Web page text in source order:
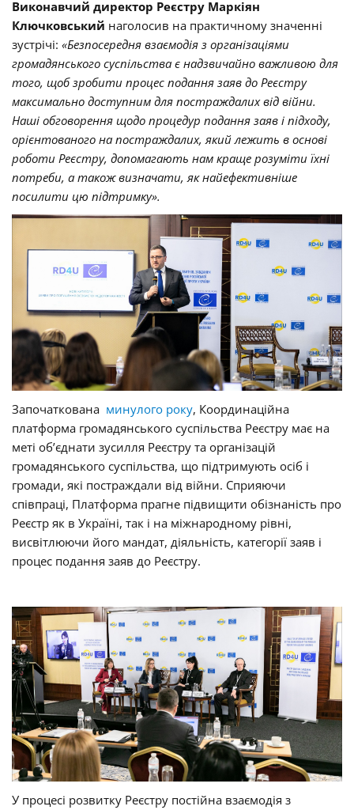
Виконавчий директор Реєстру Маркіян
Ключковський наголосив на практичному значенні
зустрічі: «Безпосередня взаємодія з організаціями
громадянського суспільства є надзвичайно важливою для
того, щоб зробити процес подання заяв до Реєстру
максимально доступним для постраждалих від війни.
Наші обговорення щодо процедур подання заяв і підходу,
орієнтованого на постраждалих, який лежить в основі
роботи Реєстру, допомагають нам краще розуміти їхні
потреби, а також визначати, як найефективніше
посилити цю підтримку».
Започаткована минулого року, Координаційна
платформа громадянського суспільства Реєстру має на
меті об’єднати зусилля Реєстру та організацій
громадянського суспільства, що підтримують осіб і
громади, які постраждали від війни. Сприяючи
співпраці, Платформа прагне підвищити обізнаність про
Реєстр як в Україні, так і на міжнародному рівні,
висвітлюючи його мандат, діяльність, категорії заяв і
процес подання заяв до Реєстру.
У процесі розвитку Реєстру постійна взаємодія з